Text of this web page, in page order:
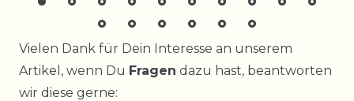
Vielen Dank für Dein Interesse an unserem
Artikel, wenn Du Fragen dazu hast, beantworten
wir diese gerne:
Ceres::Template.mailFormHoneypotLabel